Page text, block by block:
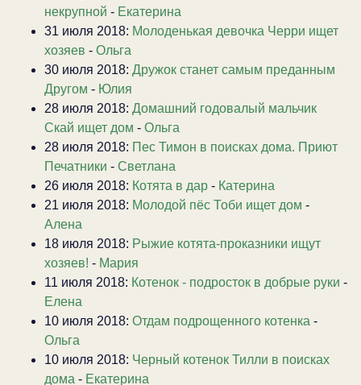
некрупной - Екатерина
31 июля 2018: Молоденькая девочка Черри ищет
хозяев - Ольга
30 июля 2018: Дружок станет самым преданным
Другом - Юлия
28 июля 2018: Домашний годовалый мальчик
Скай ищет дом - Ольга
28 июля 2018: Пес Тимон в поисках дома. Приют
Печатники - Светлана
26 июля 2018: Котята в дар - Катерина
21 июля 2018: Молодой пёс Тоби ищет дом -
Алена
18 июля 2018: Рыжие котята-проказники ищут
хозяев! - Мария
11 июля 2018: Котенок - подросток в добрые руки -
Елена
10 июля 2018: Отдам подрощенного котенка -
Ольга
10 июля 2018: Черный котенок Тилли в поисках
дома - Екатерина